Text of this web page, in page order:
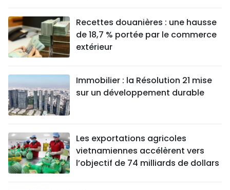
Recettes douanières : une hausse
de 18,7 % portée par le commerce
extérieur
Immobilier : la Résolution 21 mise
sur un développement durable
Les exportations agricoles
vietnamiennes accélèrent vers
l’objectif de 74 milliards de dollars